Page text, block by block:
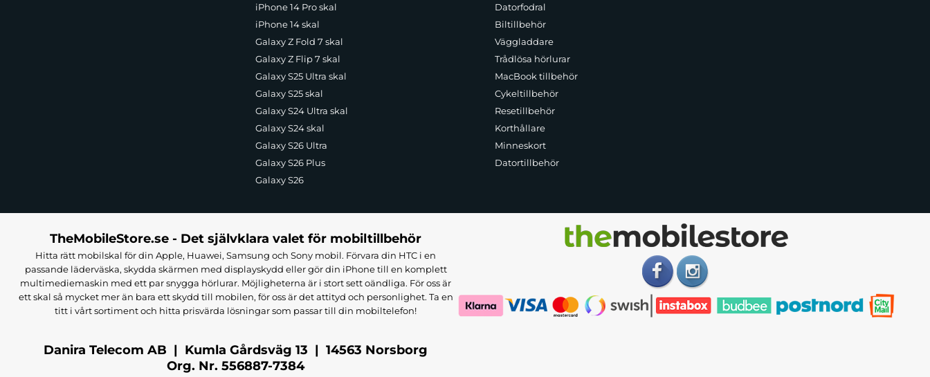
iPhone 14 Pro skal
iPhone 14 skal
Galaxy Z Fold 7 skal
Galaxy Z Flip 7 skal
Galaxy S25 Ultra skal
Galaxy S25 skal
Galaxy S24 Ultra skal
Galaxy S24 skal
Galaxy S26 Ultra
Galaxy S26 Plus
Galaxy S26
Datorfodral
Biltillbehör
Väggladdare
Trådlösa hörlurar
MacBook tillbehör
Cykeltillbehör
Resetillbehör
Korthållare
Minneskort
Datortillbehör
TheMobileStore.se - Det självklara valet för mobiltillbehör
Hitta rätt mobilskal för din Apple, Huawei, Samsung och Sony mobil. Förvara din HTC i en
passande läderväska, skydda skärmen med displayskydd eller gör din iPhone till en komplett
multimediemaskin med ett par snygga hörlurar. Möjligheterna är i stort sett oändliga. För oss är
ett skal så mycket mer än bara ett skydd till mobilen, för oss är det attityd och personlighet. Ta en
titt i vårt sortiment och hitta prisvärda lösningar som passar till din mobiltelefon!
Danira Telecom AB | Kumla Gårdsväg 13 | 14563 Norsborg
Org. Nr. 556887-7384